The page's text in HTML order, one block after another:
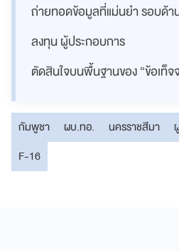
ถ่ายทอดข้อมูลที่แม่นยำ รอบด้า
ลงทุน ผู้ประกอบการ
ตัดสินใจบนพื้นฐานของ “ข้อเท็จ
กัมพูชา ผบ.ทอ. นครราชสีมา
F-16